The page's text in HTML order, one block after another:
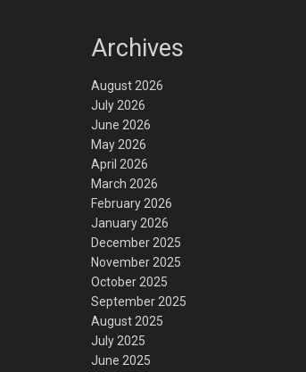
Archives
August 2026
July 2026
June 2026
May 2026
April 2026
March 2026
February 2026
January 2026
December 2025
November 2025
October 2025
September 2025
August 2025
July 2025
June 2025